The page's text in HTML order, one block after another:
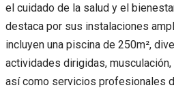
el cuidado de la salud y el
destaca por sus instalaciones
incluyen una piscina de 250m²,
actividades dirigidas,
así como servicios profesionales